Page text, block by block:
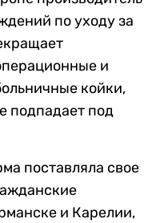
по уходу за
и
койки,
подпадает под
поставляла свое
и Карелии,